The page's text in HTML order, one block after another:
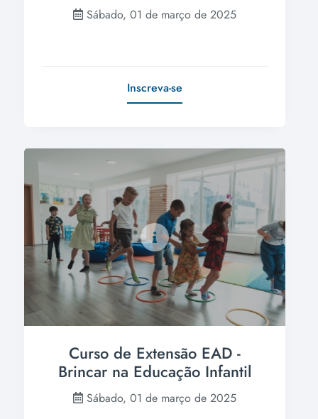
Sábado, 01 de março de 2025
Inscreva-se
Curso de Extensão EAD -
Brincar na Educação Infantil
Sábado, 01 de março de 2025